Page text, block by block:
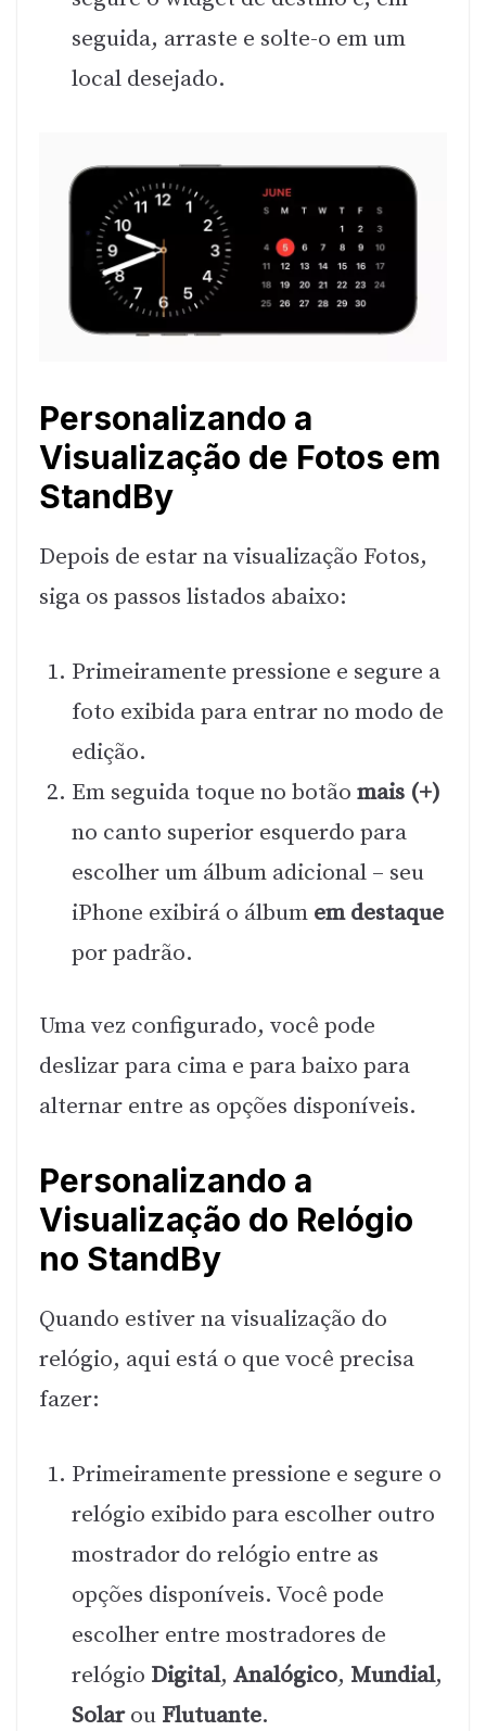
seguida, arraste e solte-o em um
local desejado.
Personalizando a
Visualização de Fotos em
StandBy
Depois de estar na visualização Fotos,
siga os passos listados abaixo:
Primeiramente pressione e segure a
foto exibida para entrar no modo de
edição.
Em seguida toque no botão mais (+)
no canto superior esquerdo para
escolher um álbum adicional – seu
iPhone exibirá o álbum em destaque
por padrão.
Uma vez configurado, você pode
deslizar para cima e para baixo para
alternar entre as opções disponíveis.
Personalizando a
Visualização do Relógio
no StandBy
Quando estiver na visualização do
relógio, aqui está o que você precisa
fazer:
Primeiramente pressione e segure o
relógio exibido para escolher outro
mostrador do relógio entre as
opções disponíveis. Você pode
escolher entre mostradores de
relógio Digital, Analógico, Mundial,
Solarou Flutuante.